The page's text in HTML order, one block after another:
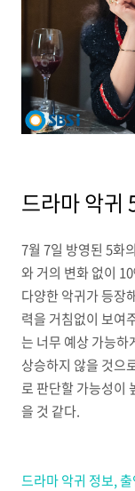
드라마 악귀
7월 7일 방영된 5화
와 거의 변화 없이
다양한 악귀가 등장
력을 거침없이 보여
는 너무 예상 가능하
상승하지 않을 것으
로 판단할 가능성이
을 것 같다.
드라마 악귀 정보,